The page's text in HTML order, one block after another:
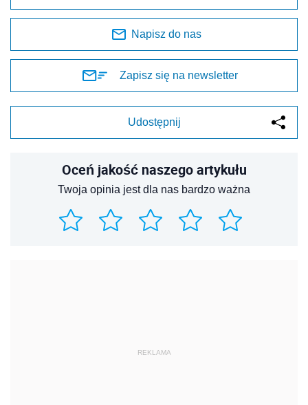
Napisz do nas
Zapisz się na newsletter
Udostępnij
Oceń jakość naszego artykułu
Twoja opinia jest dla nas bardzo ważna
REKLAMA